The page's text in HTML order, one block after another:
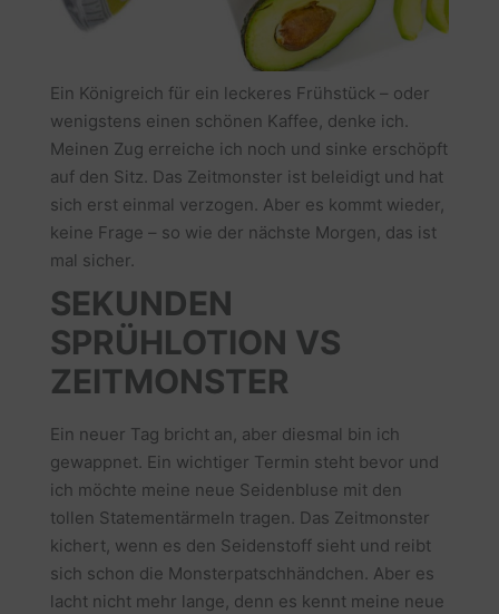
Ein Königreich für ein leckeres Frühstück – oder
wenigstens einen schönen Kaffee, denke ich.
Meinen Zug erreiche ich noch und sinke erschöpft
auf den Sitz. Das Zeitmonster ist beleidigt und hat
sich erst einmal verzogen. Aber es kommt wieder,
keine Frage – so wie der nächste Morgen, das ist
mal sicher.
SEKUNDEN
SPRÜHLOTION VS
ZEITMONSTER
Ein neuer Tag bricht an, aber diesmal bin ich
gewappnet. Ein wichtiger Termin steht bevor und
ich möchte meine neue Seidenbluse mit den
tollen Statementärmeln tragen. Das Zeitmonster
kichert, wenn es den Seidenstoff sieht und reibt
sich schon die Monsterpatschhändchen. Aber es
lacht nicht mehr lange, denn es kennt meine neue